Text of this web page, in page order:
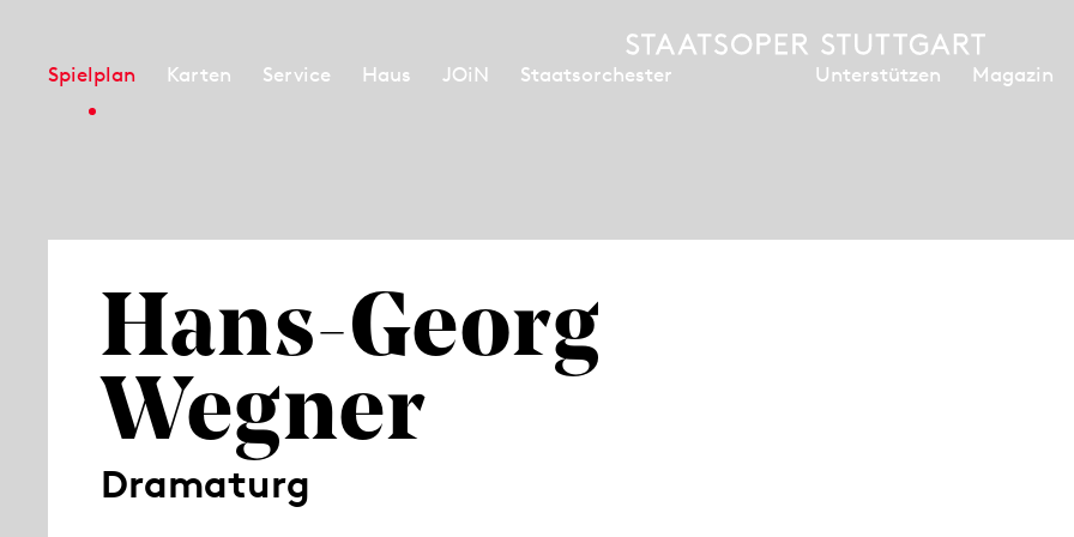
Spielplan Karten Service Haus JOiN Staatsorchester Unterstützen Magazin
Hans-Georg
Wegner
Dramaturg